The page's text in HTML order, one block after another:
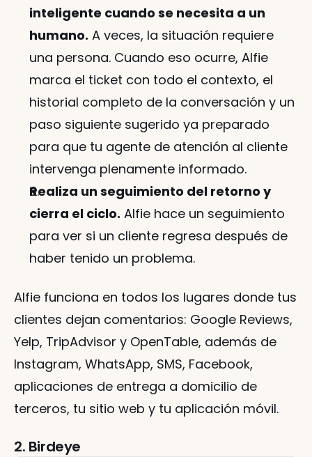
inteligente cuando se necesita a un
humano. A veces, la situación requiere
una persona. Cuando eso ocurre, Alfie
marca el ticket con todo el contexto, el
historial completo de la conversación y un
paso siguiente sugerido ya preparado
para que tu agente de atención al cliente
intervenga plenamente informado.
Realiza un seguimiento del retorno y
cierra el ciclo. Alfie hace un seguimiento
para ver si un cliente regresa después de
haber tenido un problema.
Alfie funciona en todos los lugares donde tus
clientes dejan comentarios: Google Reviews,
Yelp, TripAdvisor y OpenTable, además de
Instagram, WhatsApp, SMS, Facebook,
aplicaciones de entrega a domicilio de
terceros, tu sitio web y tu aplicación móvil.
2. Birdeye